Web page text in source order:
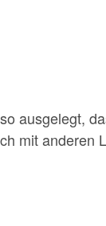
ausgelegt,
mit anderen